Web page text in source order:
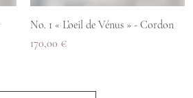
Aperçu rapide
No. 1 « L’oeil de Vénus » - Cordon
Prix
170,00 €